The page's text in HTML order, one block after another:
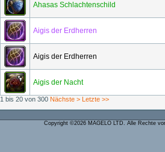
Ahasas Schlachtenschild
Aigis der Erdherren
Aigis der Erdherren
Aigis der Nacht
1 bis 20 von 300 Nächste > Letzte >>
Copyright ©2026 MAGELO LTD. Alle Rechte